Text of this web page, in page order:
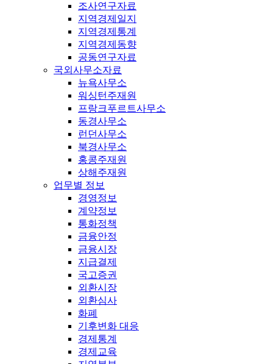
조사연구자료
지역경제일지
지역경제통계
지역경제동향
공동연구자료
국외사무소자료
뉴욕사무소
워싱턴주재원
프랑크푸르트사무소
동경사무소
런던사무소
북경사무소
홍콩주재원
상해주재원
업무별 정보
경영정보
계약정보
통화정책
금융안정
금융시장
지급결제
국고증권
외환시장
외환심사
화폐
기후변화 대응
경제통계
경제교육